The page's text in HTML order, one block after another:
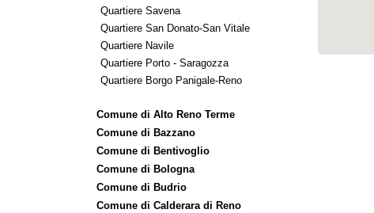
Quartiere Savena
Quartiere San Donato-San Vitale
Quartiere Navile
Quartiere Porto - Saragozza
Quartiere Borgo Panigale-Reno
Comune di Alto Reno Terme
Comune di Bazzano
Comune di Bentivoglio
Comune di Bologna
Comune di Budrio
Comune di Calderara di Reno